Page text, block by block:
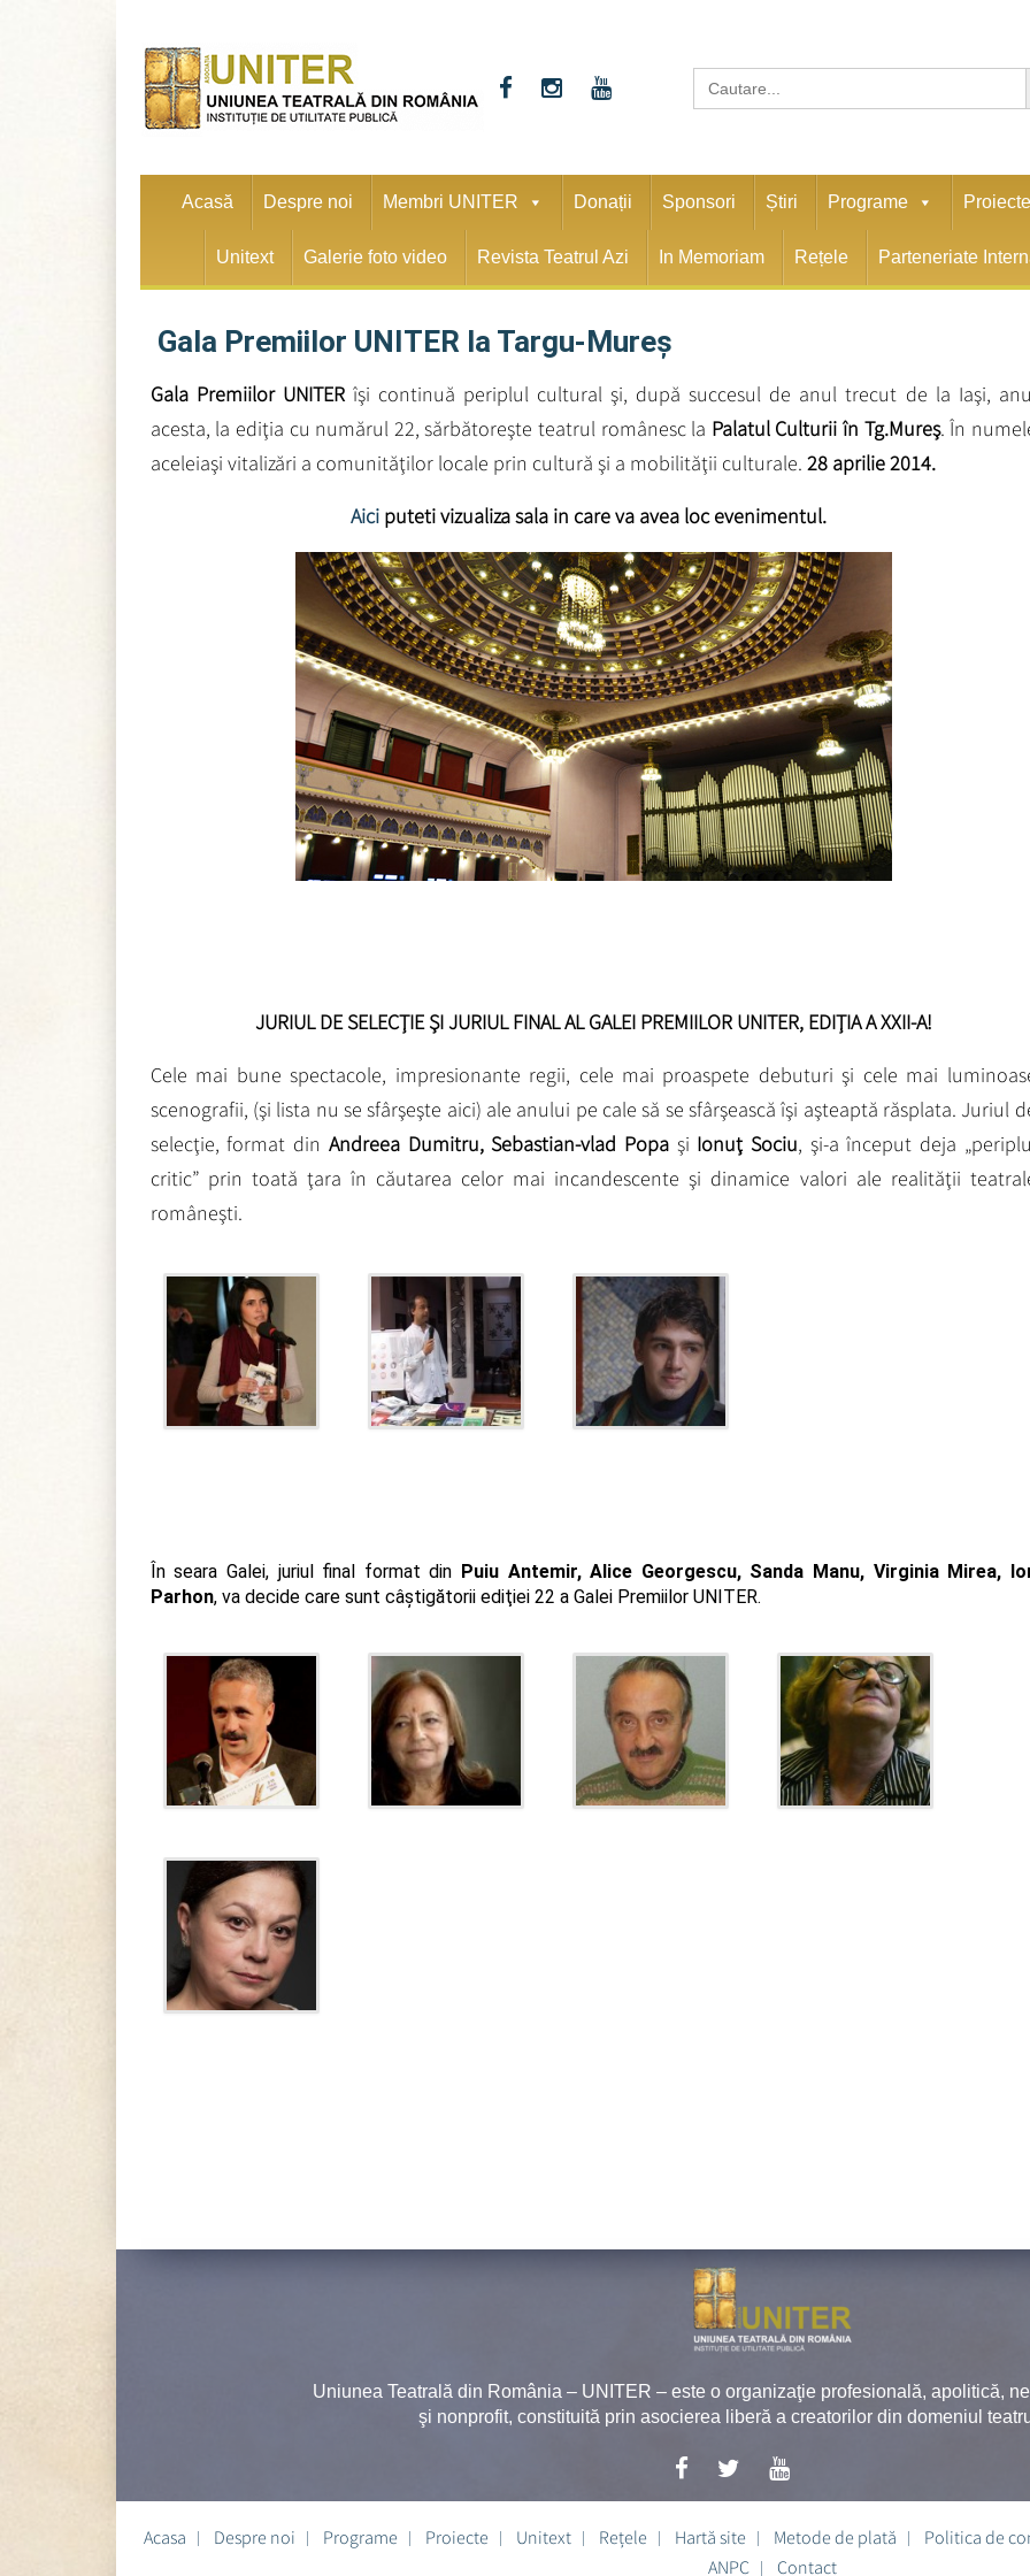
Search
for:
Acasă Despre noi Membri UNITER Donații Sponsori Știri Programe
Unitext Galerie foto video Revista Teatrul Azi In Memoriam Rețele Parteneriate
Gala Premiilor UNITER la Targu-Mureş
Gala Premiilor UNITERîşi continuă periplul cultural şi, după succesul de anul trecut de la Iaşi,
acesta, la ediţia cu numărul 22, sărbătoreşte teatrul românesc la Palatul Culturii în Tg.Mureş. În
aceleiaşi vitalizări a comunităţilor locale prin cultură şi a mobilităţii culturale. 28 aprilie 2014.
Aici puteti vizualiza sala in care va avea loc evenimentul.
JURIUL DE SELECŢIE ŞI JURIUL FINAL AL GALEI PREMIILOR UNITER, EDIŢIA A XXII-A!
Cele mai bune spectacole, impresionante regii, cele mai proaspete debuturi şi cele mai
scenografii, (şi lista nu se sfârşeşte aici) ale anului pe cale să se sfârşească îşi aşteaptă răsplata. Juriul
selecţie, format din Andreea Dumitru, Sebastian-vlad Popa şi Ionuţ Sociu, şi-a început deja
critic” prin toată ţara în căutarea celor mai incandescente şi dinamice valori ale realităţii
româneşti.
În seara Galei, juriul final format din Puiu Antemir, Alice Georgescu, Sanda Manu, Virginia Mirea,
Parhon, va decide care sunt câştigătorii ediţiei 22 a Galei Premiilor UNITER.
Uniunea Teatrală din România – UNITER – este o organizaţie profesională, apolitică,
şi nonprofit, constituită prin asocierea liberă a creatorilor din domeniul
Acasa Despre noi Programe Proiecte Unitext Rețele Hartă site Metode de plată
Politica de
ANPC
Contact